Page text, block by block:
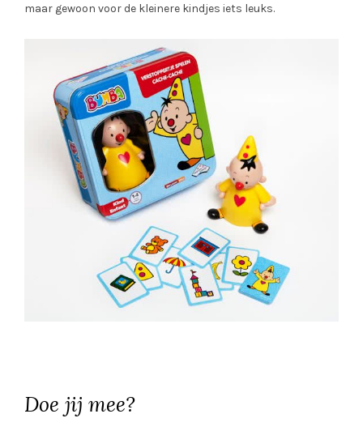
maar gewoon voor de kleinere kindjes iets leuks.
Doe jij mee?